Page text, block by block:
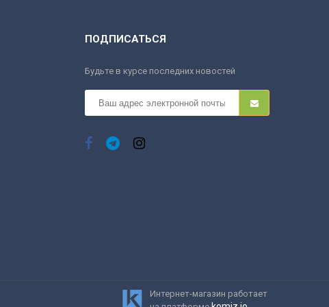
ПОДПИСАТЬСЯ
Будьте в курсе последних новостей
Интернет-магазин работает